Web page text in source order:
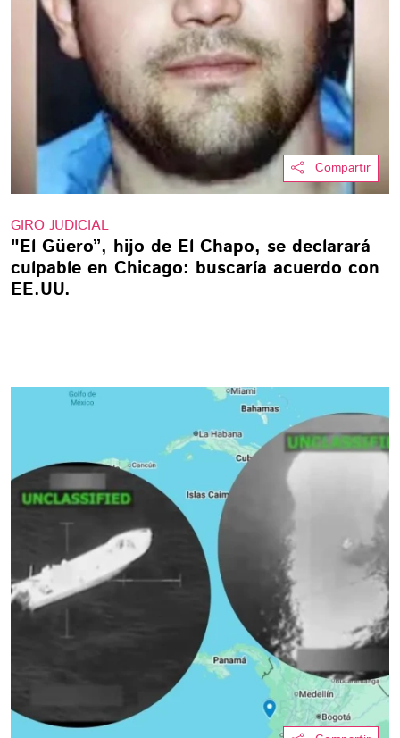
Compartir
GIRO JUDICIAL
"El Güero”, hijo de El Chapo, se declarará
culpable en Chicago: buscaría acuerdo con
EE.UU.